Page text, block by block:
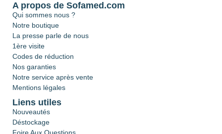
A propos de Sofamed.com
Qui sommes nous ?
Notre boutique
La presse parle de nous
1ère visite
Codes de réduction
Nos garanties
Notre service après vente
Mentions légales
Liens utiles
Nouveautés
Déstockage